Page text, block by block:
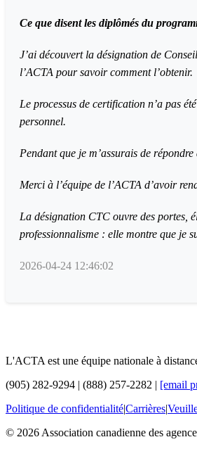
Ce que disent les diplômés du
J’ai découvert la désignation de
l’ACTA pour savoir comment l’obtenir.
Le processus de certification n’a pas
personnel.
Pendant que je m’assurais de
Merci à l’équipe de l’ACTA d’avoir
La désignation CTC ouvre des portes,
professionnalisme : elle montre que je
2026-04-24 12:46:02
L'ACTA est une équipe nationale à
(905) 282-9294 | (888) 257-2282 | [email
Politique de confidentialité|Carrières|
© 2026 Association canadienne des